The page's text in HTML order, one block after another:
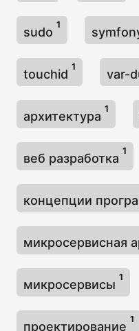
sudo
1
touchid
1
var-
архитектура
1
веб разработка
1
концепции
микросервисная
микросервисы
1
проектирование
1